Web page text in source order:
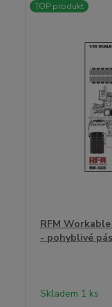
TOP produkt
RFM
- pohyblivé
Skladem 1 ks